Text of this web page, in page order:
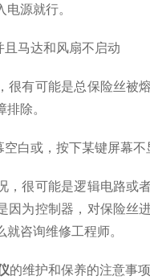
电源就行。
马达和风扇不启动
有可能是总保险丝被
除。
白或，按下某键屏幕不
很可能是逻辑电路或
因为控制器，对保险丝
咨询维修工程师。
的维护和保养的注意事项